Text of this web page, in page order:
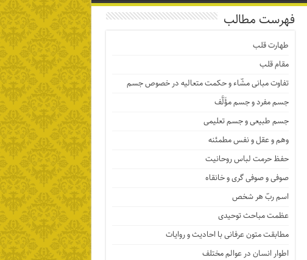
فهرست مطالب
طهارت قلب
مقام قلب
تفاوت مبانی مشّاء و حکمت متعالیه در خصوص جسم
جسم مفرد و جسم مؤَلَّف
جسم طبیعی و جسم تعلیمی
وهم و عقل و نفس مطمئنه
حفظ حرمت لباس روحانیت
صوفی و صوفی گری و خانقاه
اسم ربّ هر شخص
عظمت مباحث توحیدی
مطابقت متون عرفانی با احادیث و روایات
اطوار انسان در عوالم مختلف